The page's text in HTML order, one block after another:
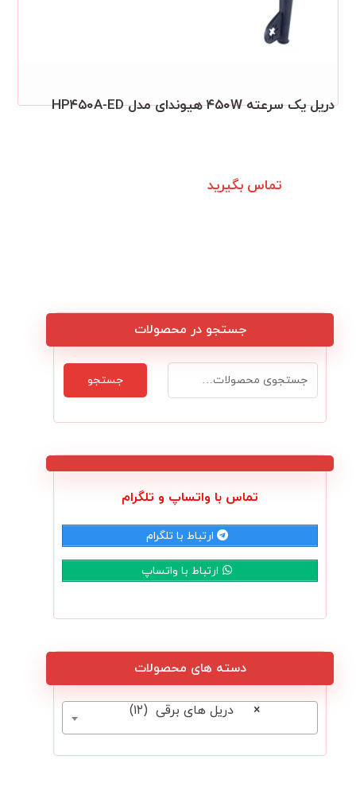
دریل یک سرعته ۴۵۰W هیوندای مدل HP۴۵۰A-ED
تماس بگیرید
جستجو در محصولات
جستجو
تماس با واتساپ و تلگرام
ارتباط با تلگرام
ارتباط با واتساپ
دسته های محصولات
× دریل های برقی (۱۲)